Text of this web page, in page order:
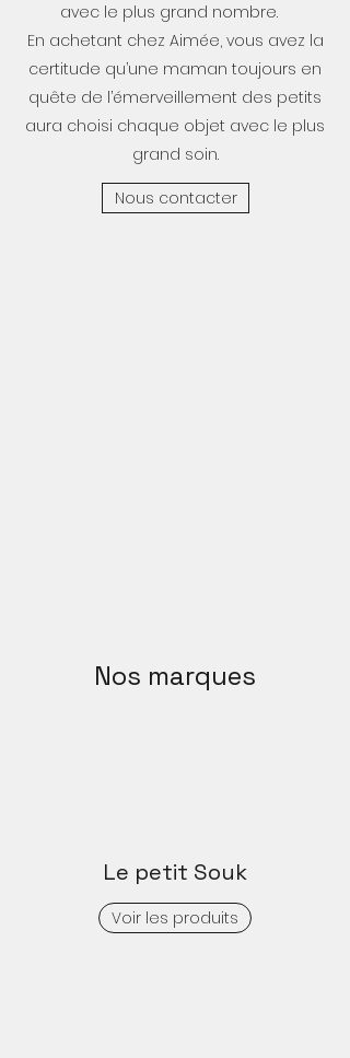
avec le plus grand nombre.
En achetant chez Aimée, vous avez la
certitude qu’une maman toujours en
quête de l’émerveillement des petits
aura choisi chaque objet avec le plus
grand soin.
Nous contacter
Nos marques
Le petit Souk
Voir les produits